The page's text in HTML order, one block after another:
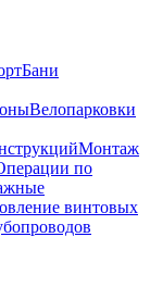
Бани
Велопарковки
Монтаж
по
винтовых